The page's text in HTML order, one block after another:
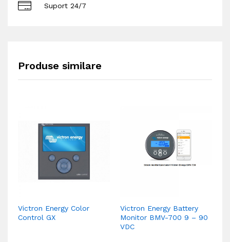
Suport 24/7
Produse similare
Victron Energy Color
Control GX
Victron Energy Battery
Monitor BMV-700 9 – 90
VDC